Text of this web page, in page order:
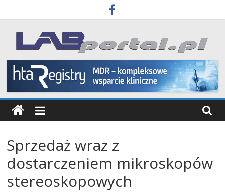
to
content
Labportal
Laboratoria
Aparatura
Badania
Sprzedaż wraz z
dostarczeniem mikroskopów
stereoskopowych